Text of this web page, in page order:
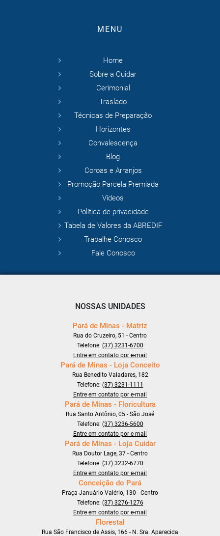
MENU
Home
Sobre a Cuidar
Cerimonial
Traslado
Técnicas de Preparação
Horizontes
Convalescença
Blog
Coroas e Arranjos
Promoção Parcela Premiada
Vídeos
Política de privacidade
Tabela de Valores da ABREDIF
Trabalhe Conosco
Fale Conosco
NOSSAS UNIDADES
Pará de Minas - Matriz
Rua do Cruzeiro, 51 - Centro
Telefone: (37) 3231-6700
Entre em contato por e-mail
Pará de Minas - Loja Conceito
Rua Benedito Valadares, 182
Telefone: (37) 3231-1111
Entre em contato por e-mail
Pará de Minas - Floricultura
Rua Santo Antônio, 05 - São José
Telefone: (37) 3236-5600
Entre em contato por e-mail
Pará de Minas - Loja Cuidar
Rua Doutor Lage, 37 - Centro
Telefone: (37) 3232-6770
Entre em contato por e-mail
Conceição do Pará
Praça Januário Valério, 130 - Centro
Telefone: (37) 3276-1276
Entre em contato por e-mail
Florestal
Rua São Francisco de Assis, 166 - N. Sra. Aparecida